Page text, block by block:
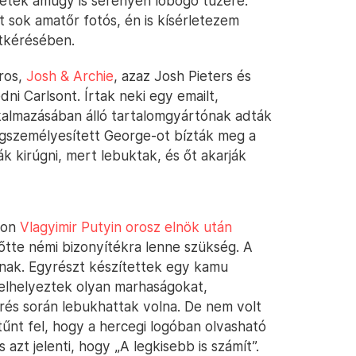
sok amatőr fotós, én is kísérletezem
Josh & Archie, azaz Josh Pieters és
Carlsont. Írtak neki egy emailt,
álló tartalomgyártónak adták
George-ot bízták meg a
kirúgni, mert lebuktak, és őt akarják
Vlagyimir Putyin orosz elnök után
némi bizonyítékra lenne szükség. A
Egyrészt készítettek egy kamu
olyan marhaságokat,
során lebukhattak volna. De nem volt
fel, hogy a hercegi logóban olvasható
jelenti, hogy „A legkisebb is számít”.